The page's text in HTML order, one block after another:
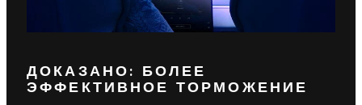
ДОКАЗАНО: БОЛЕЕ
ЭФФЕКТИВНОЕ ТОРМОЖЕНИЕ